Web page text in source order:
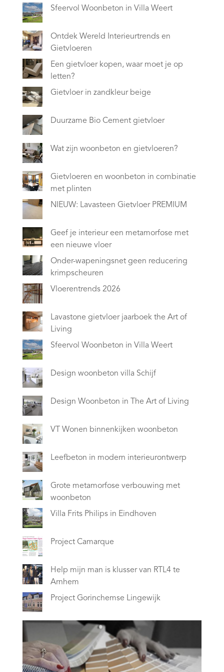
Sfeervol Woonbeton in Villa Weert
Ontdek Wereld Interieurtrends en
Gietvloeren
Een gietvloer kopen, waar moet je op
letten?
Gietvloer in zandkleur beige
Duurzame Bio Cement gietvloer
Wat zijn woonbeton en gietvloeren?
Gietvloeren en woonbeton in combinatie
met plinten
NIEUW: Lavasteen Gietvloer PREMIUM
Geef je interieur een metamorfose met
een nieuwe vloer
Onder-wapeningsnet geen reducering
krimpscheuren
Vloerentrends 2026
Lavastone gietvloer jaarboek the Art of
Living
Sfeervol Woonbeton in Villa Weert
Design woonbeton villa Schijf
Design Woonbeton in The Art of Living
VT Wonen binnenkijken woonbeton
Leefbeton in modern interieurontwerp
Grote metamorfose verbouwing met
woonbeton
Villa Frits Philips in Eindhoven
Project Camarque
Help mijn man is klusser van RTL4 te
Arnhem
Project Gorinchemse Lingewijk